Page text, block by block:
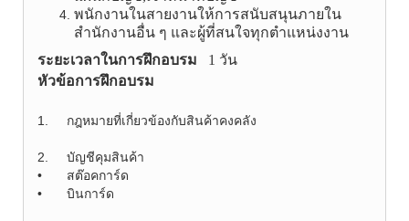
พนักงานในสายงานให้การสนับสนุนภายใน
สำนักงานอื่น ๆ และผู้ที่สนใจทุกตำแหน่งงาน
ระยะเวลาในการฝึกอบรม 1 วัน
หัวข้อการฝึกอบรม
1. กฎหมายที่เกี่ยวข้องกับสินค้าคงคลัง
2.
บัญชีคุมสินค้า
•
สต๊อคการ์ด
•
บินการ์ด